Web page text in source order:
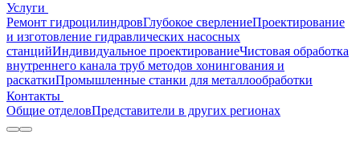
Услуги
Ремонт гидроцилиндровГлубокое сверлениеПроектирование
и изготовление гидравлических насосных
станцийИндивидуальное проектированиеЧистовая обработка
внутреннего канала труб методов хонингования и
раскаткиПромышленные станки для металлообработки
Контакты
Общие отделовПредставители в других регионах